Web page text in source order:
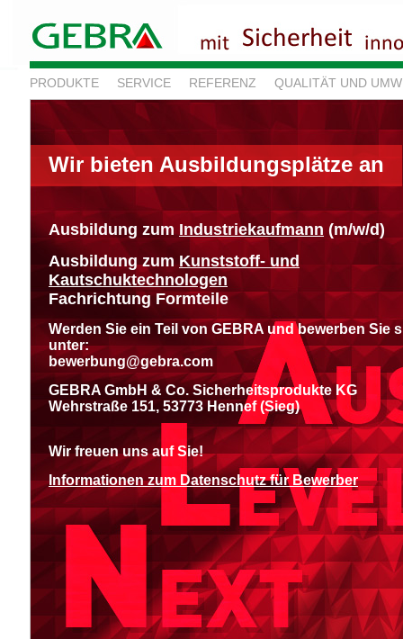
PRODUKTE SERVICE REFERENZ QUALITÄT UND
Wir bieten Ausbildungsplätze an
Ausbildung zum Industriekaufmann (m/w/d)
Ausbildung zumKunststoff- und
Kautschuktechnologen
Fachrichtung Formteile
Werden Sie ein Teil von GEBRA und bewerben Sie
unter:
bewerbung@gebra.com
GEBRA GmbH & Co. Sicherheitsprodukte KG
Wehrstraße 151, 53773 Hennef (Sieg)
Wir freuen uns auf Sie!
Informationen zum Datenschutz für Bewerber